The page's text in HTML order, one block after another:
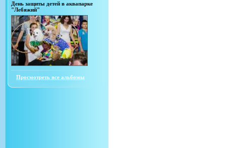
День защиты детей в аквапарке
"Лебяжий"
Просмотреть все альбомы